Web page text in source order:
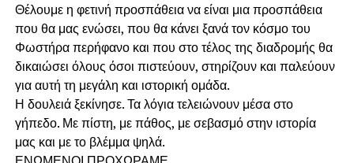
Θέλουμε η φετινή προσπάθεια να είναι μια προσπάθεια
που θα μας ενώσει, που θα κάνει ξανά τον κόσμο του
Φωστήρα περήφανο και που στο τέλος της διαδρομής θα
δικαιώσει όλους όσοι πιστεύουν, στηρίζουν και παλεύουν
για αυτή τη μεγάλη και ιστορική ομάδα.
Η δουλειά ξεκίνησε. Τα λόγια τελειώνουν μέσα στο
γήπεδο. Με πίστη, με πάθος, με σεβασμό στην ιστορία
μας και με το βλέμμα ψηλά.